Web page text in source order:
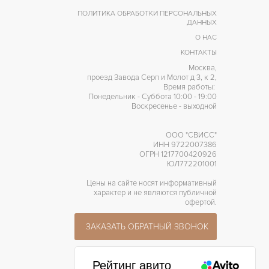
ПОЛИТИКА ОБРАБОТКИ ПЕРСОНАЛЬНЫХ
ДАННЫХ
О НАС
КОНТАКТЫ
Москва,
проезд Завода Серп и Молот д 3, к 2,
Время работы:
Понедельник - Суббота 10:00 - 19:00
Воскресенье - выходной
ООО "СВИСС"
ИНН 9722007386
ОГРН 1217700420926
ЮЛ772201001
Цены на сайте носят информативный
характер и не являются публичной
офертой.
ЗАКАЗАТЬ ОБРАТНЫЙ ЗВОНОК
Рейтинг авито